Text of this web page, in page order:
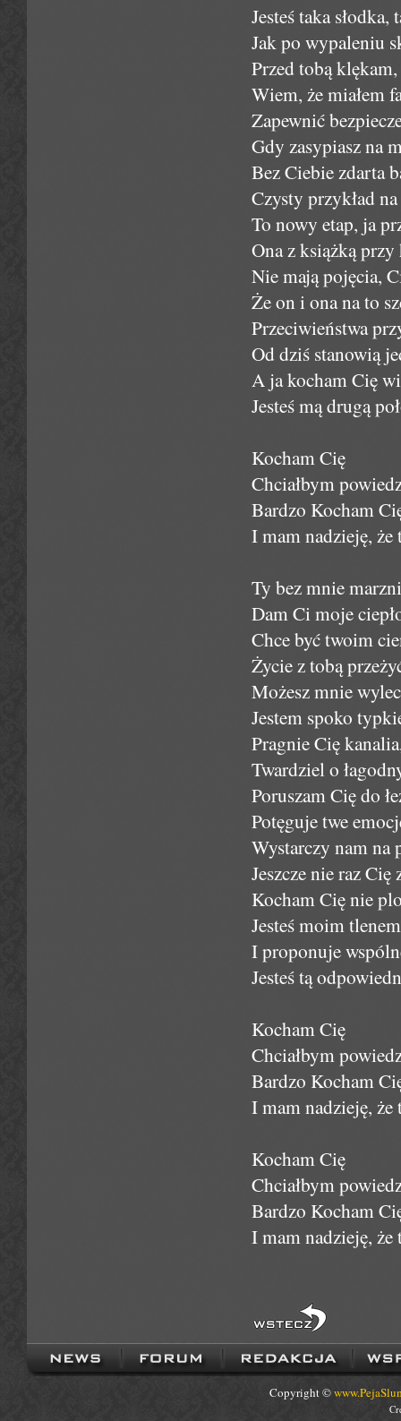
Jesteś taka
Jak po wypaleniu
Przed tobą
Wiem, że miałem
Zapewnić
Gdy zasypiasz na
Bez Ciebie zdarta
Czysty przykład
To nowy etap, ja
Ona z książką przy
Nie mają pojęcia,
Że on i ona na to
Przeciwieństwa
Od dziś stanowią
A ja kocham Cię
Jesteś mą drugą
Kocham Cię
Chciałbym
Bardzo Kocham
I mam nadzieję,
Ty bez mnie
Dam Ci moje
Chce być twoim
Życie z tobą
Możesz mnie
Jestem spoko
Pragnie Cię
Twardziel o
Poruszam Cię do
Potęguje twe
Wystarczy nam na
Jeszcze nie raz
Kocham Cię nie
Jesteś moim
I proponuje
Jesteś tą
Kocham Cię
Chciałbym
Bardzo Kocham
I mam nadzieję,
Kocham Cię
Chciałbym
Bardzo Kocham
I mam nadzieję,
Copyright ©